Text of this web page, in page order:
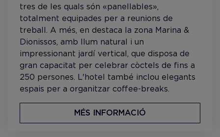
tres de les quals són «panellables»,
totalment equipades per a reunions de
treball. A més, en destaca la zona Marina &
Dionissos, amb llum natural i un
impressionant jardí vertical, que disposa de
gran capacitat per celebrar còctels de fins a
250 persones. L'hotel també inclou elegants
espais per a organitzar coffee-breaks.
MÉS INFORMACIÓ